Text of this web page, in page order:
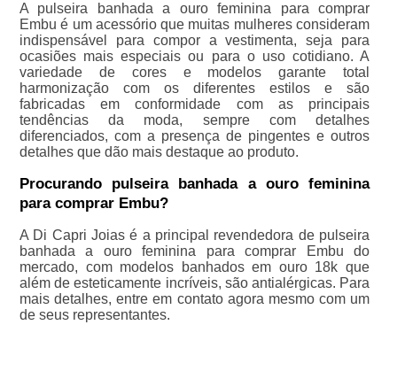
A pulseira banhada a ouro feminina para comprar
Embu é um acessório que muitas mulheres consideram
indispensável para compor a vestimenta, seja para
ocasiões mais especiais ou para o uso cotidiano. A
variedade de cores e modelos garante total
harmonização com os diferentes estilos e são
fabricadas em conformidade com as principais
tendências da moda, sempre com detalhes
diferenciados, com a presença de pingentes e outros
detalhes que dão mais destaque ao produto.
Procurando pulseira banhada a ouro feminina
para comprar Embu?
A Di Capri Joias é a principal revendedora de pulseira
banhada a ouro feminina para comprar Embu do
mercado, com modelos banhados em ouro 18k que
além de esteticamente incríveis, são antialérgicas. Para
mais detalhes, entre em contato agora mesmo com um
de seus representantes.